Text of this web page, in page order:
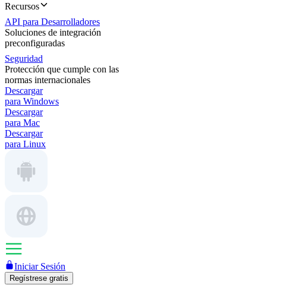
Recursos
API para Desarrolladores
Soluciones de integración
preconfiguradas
Seguridad
Protección que cumple con las
normas internacionales
Descargar
para Windows
Descargar
para Mac
Descargar
para Linux
Iniciar Sesión
Regístrese gratis